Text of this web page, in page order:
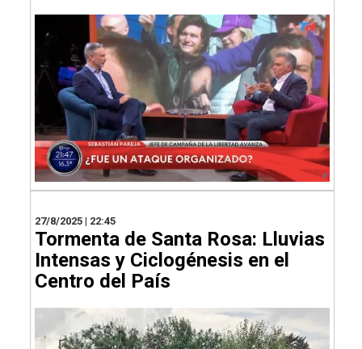
27/8/2025 | 22:45
Tormenta de Santa Rosa: Lluvias
Intensas y Ciclogénesis en el
Centro del País